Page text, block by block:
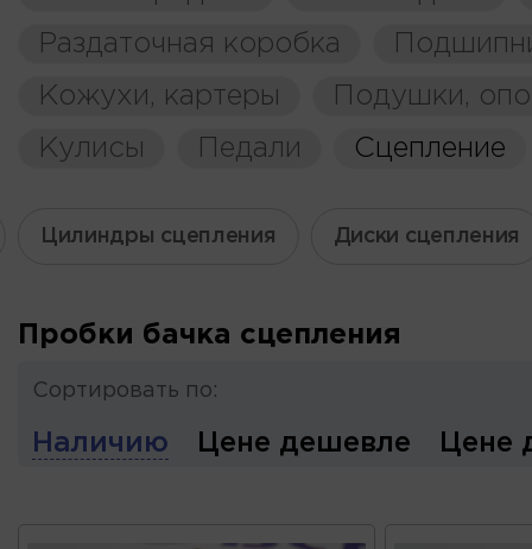
Раздаточная коробка
Кожухи, картеры
Подушки,
Кулисы
Педали Сцепление
Цилиндры сцепления Диски сцепления
Пробки бачка сцепления
Сортировать по:
Наличию Цене дешевле Цене